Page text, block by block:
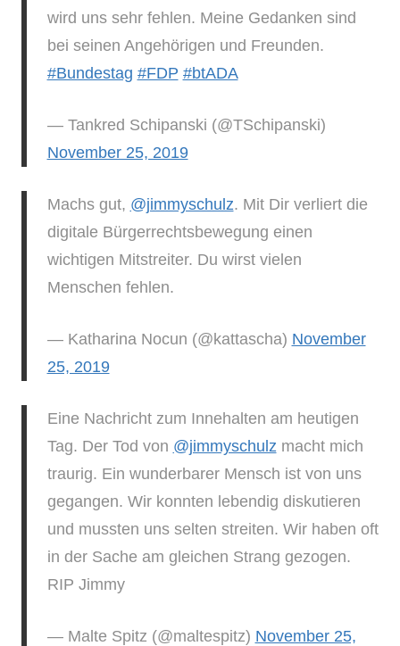
wird uns sehr fehlen. Meine Gedanken sind
bei seinen Angehörigen und Freunden.
#Bundestag #FDP #btADA
— Tankred Schipanski (@TSchipanski)
November 25, 2019
Machs gut, @jimmyschulz. Mit Dir verliert die
digitale Bürgerrechtsbewegung einen
wichtigen Mitstreiter. Du wirst vielen
Menschen fehlen.
— Katharina Nocun (@kattascha) November
25, 2019
Eine Nachricht zum Innehalten am heutigen
Tag. Der Tod von @jimmyschulz macht mich
traurig. Ein wunderbarer Mensch ist von uns
gegangen. Wir konnten lebendig diskutieren
und mussten uns selten streiten. Wir haben oft
in der Sache am gleichen Strang gezogen.
RIP Jimmy
— Malte Spitz (@maltespitz) November 25,